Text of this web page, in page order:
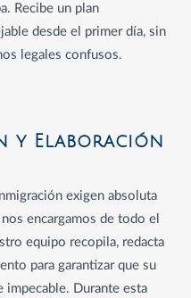
Recibe un plan
desde el primer día, sin
legales confusos.
y Elaboración
exigen absoluta
encargamos de todo el
equipo recopila, redacta
para garantizar que su
impecable. Durante esta